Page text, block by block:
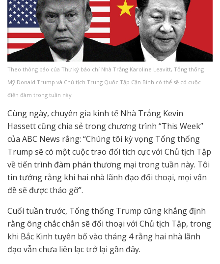
Theo thông báo của Thư ký báo chí Nhà Trắng Karoline Leavitt, Tổng thống
Mỹ Donald Trump và Chủ tịch Trung Quốc Tập Cận Bình có thể sẽ có cuộc
điện đàm trong tuần này
Cùng ngày, chuyên gia kinh tế Nhà Trắng Kevin
Hassett cũng chia sẻ trong chương trình “This Week”
của ABC News rằng: “Chúng tôi kỳ vọng Tổng thống
Trump sẽ có một cuộc trao đổi tích cực với Chủ tịch Tập
về tiến trình đàm phán thương mại trong tuần này. Tôi
tin tưởng rằng khi hai nhà lãnh đạo đối thoại, mọi vấn
đề sẽ được tháo gỡ”.
Cuối tuần trước, Tổng thống Trump cũng khẳng định
rằng ông chắc chắn sẽ đối thoại với Chủ tịch Tập, trong
khi Bắc Kinh tuyên bố vào tháng 4 rằng hai nhà lãnh
đạo vẫn chưa liên lạc trở lại gần đây.